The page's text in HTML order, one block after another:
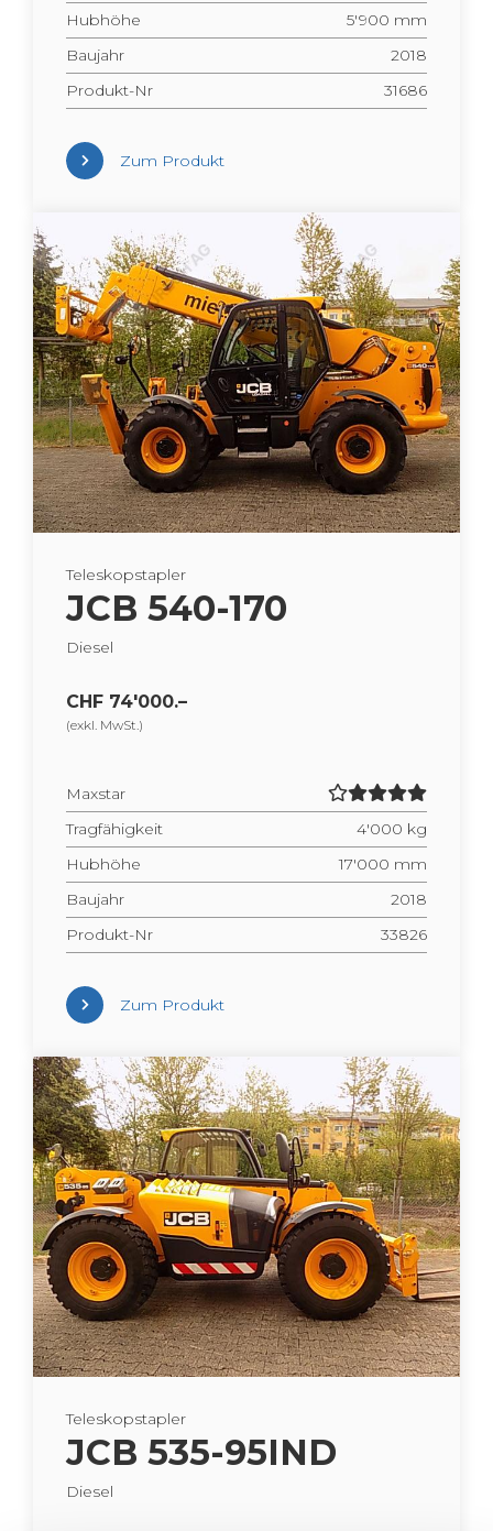
Hub­hö­he
5'900 mm
Bau­jahr
2018
Pro­dukt-Nr
31686
Zum Pro­dukt
Te­le­skop­stap­ler
JCB 540-170
Die­sel
CHF 74'000.–
(exkl. MwSt.)
Max­star
Trag­fä­hig­keit
4'000 kg
Hub­hö­he
17'000 mm
Bau­jahr
2018
Pro­dukt-Nr
33826
Zum Pro­dukt
Te­le­skop­stap­ler
JCB 535-95IND
Die­sel